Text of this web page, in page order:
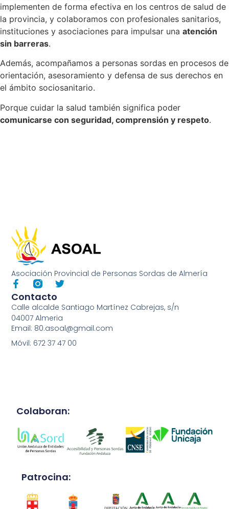
implementen de forma efectiva en los centros de salud de
la provincia, y colaboramos con profesionales sanitarios,
instituciones y asociaciones para impulsar una atención
sin barreras.
Además, acompañamos a personas sordas en procesos de
orientación, asesoramiento y defensa de sus derechos en
el ámbito sociosanitario.
Porque cuidar la salud también significa poder
comunicarse con seguridad, comprensión y respeto.
Asociación Provincial de Personas Sordas de Almería
Contacto
Calle alcalde Santiago Martínez Cabrejas, s/n
04007 Almeria
Email: 80.asoal@gmail.com
Móvil: 672 37 47 00
Colaboran:
Patrocina: